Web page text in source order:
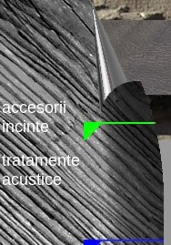
accesorii
incinte
tratamente
acustice